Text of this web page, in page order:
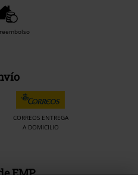
CORREOS ENTREGA
A DOMICILIO
EMP